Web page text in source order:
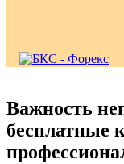
Важность
бесплатные